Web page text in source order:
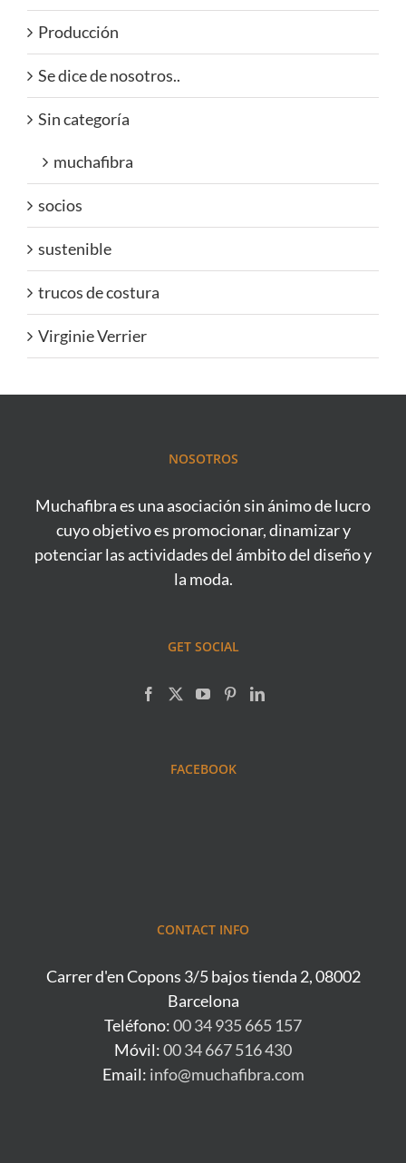
Producción
Se dice de nosotros..
Sin categoría
muchafibra
socios
sustenible
trucos de costura
Virginie Verrier
NOSOTROS
Muchafibra es una asociación sin ánimo de lucro
cuyo objetivo es promocionar, dinamizar y
potenciar las actividades del ámbito del diseño y
la moda.
GET SOCIAL
FACEBOOK
CONTACT INFO
Carrer d'en Copons 3/5 bajos tienda 2, 08002
Barcelona
Teléfono:00 34 935 665 157
Móvil:00 34 667 516 430
Email: info@muchafibra.com